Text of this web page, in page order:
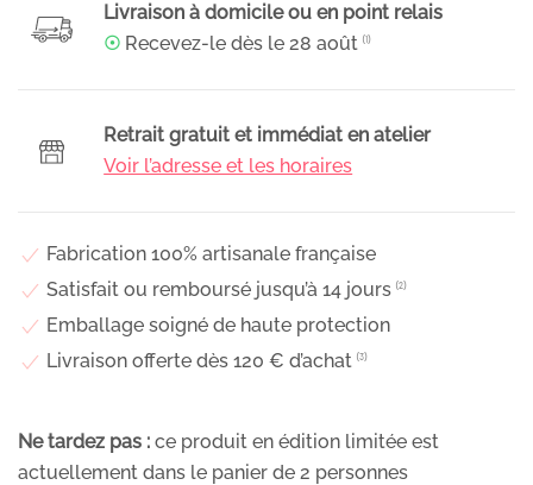
cheveux
fleurs
stabilisées,
Livraison à domicile ou en point relais
☉ Recevez-le dès le28 août ⁽¹⁾
Retrait gratuit et immédiat en atelier
Voir l’adresse et les horaires
Fabrication 100% artisanale française
Satisfait ou remboursé jusqu’à 14 jours ⁽²⁾
Emballage soigné de haute protection
Livraison offerte dès 120 € d’achat ⁽³⁾
Ne tardez pas : ce produit en édition limitée est
actuellement dans le panier de 2 personnes